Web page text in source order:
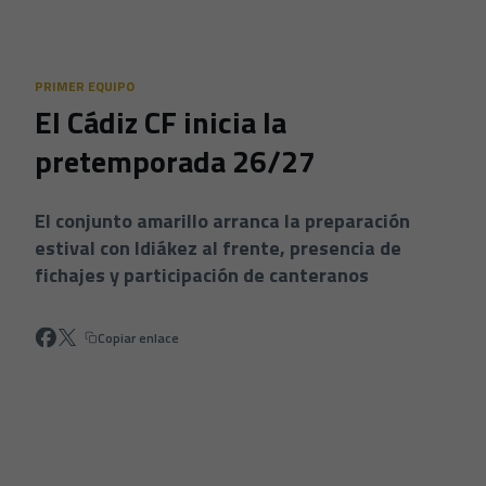
PRIMER EQUIPO
El Cádiz CF inicia la
pretemporada 26/27
El conjunto amarillo arranca la preparación
estival con Idiákez al frente, presencia de
fichajes y participación de canteranos
Copiar enlace